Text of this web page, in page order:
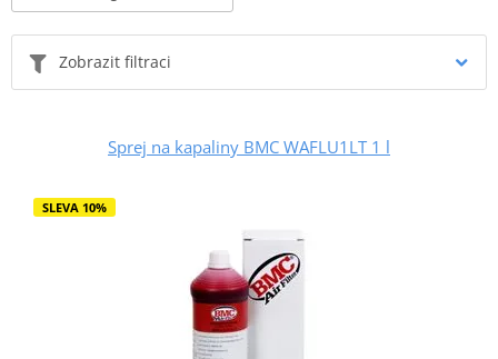
Zobrazit filtraci
Sprej na kapaliny BMC WAFLU1LT 1 l
SLEVA 10%